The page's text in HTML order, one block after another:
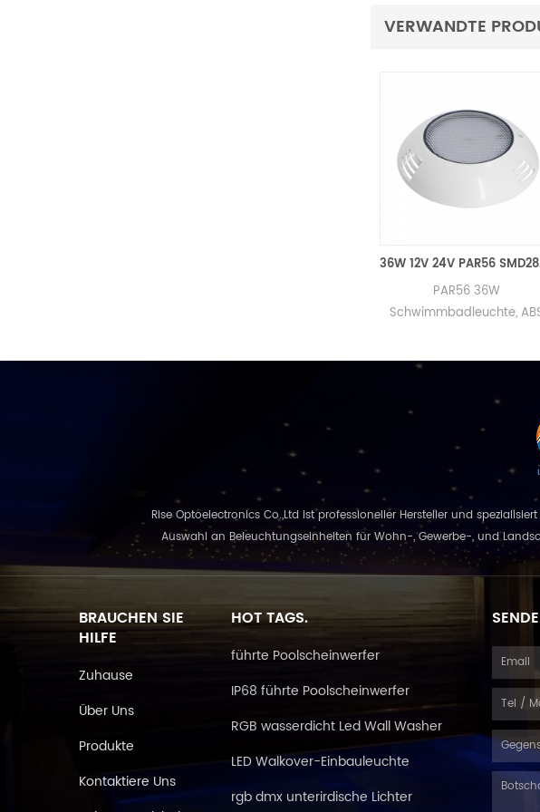
VERWANDTE
216pcs LED-Lichtquelle
36W 12V 24V PAR56 SMD2835 LED-Schwimmbadleuchte
Schwimmbadleuchte, ABS
Schutzart IP68, mit
Fernbedienung / externer
RGB-Steuerung.
mit
Rise Optoelectronics Co.,Ltd ist professioneller Hersteller und
Auswahl an Beleuchtungseinheiten für Wohn-, Gewerbe-, und
BRAUCHEN SIE
HILFE
Zuhause
Über Uns
Produkte
Kontaktiere Uns
HOT TAGS.
führte Poolscheinwerfer
IP68 führte Poolscheinwerfer
RGB wasserdicht Led Wall Washer
LED Walkover-Einbauleuchte
rgb dmx unterirdische Lichter